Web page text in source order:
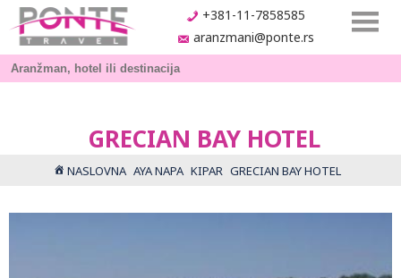
+381-11-7858585
aranzmani@ponte.rs
GRECIAN BAY HOTEL
NASLOVNA AYA NAPA KIPAR GRECIAN BAY HOTEL